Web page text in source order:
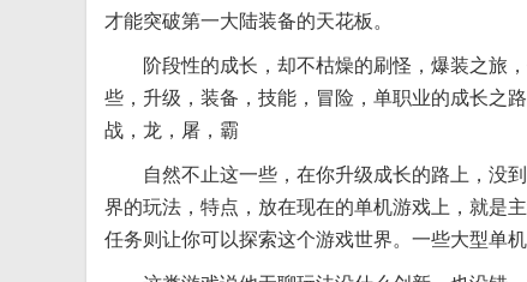
才能突破第一大陆装备的天花板。
阶段性的成长，却不枯燥的刷怪，爆装之旅
些，升级，装备，技能，冒险，单职业的成长之
战，龙，屠，霸
自然不止这一些，在你升级成长的路上，没
界的玩法，特点，放在现在的单机游戏上，就是
任务则让你可以探索这个游戏世界。一些大型单